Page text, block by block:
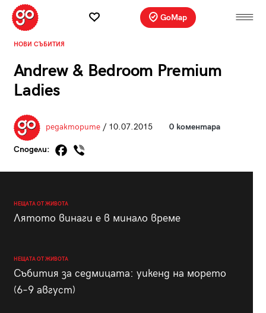
GoMap
НОВИ СЪБИТИЯ
Andrew & Bedroom Premium
Ladies
редакторите/ 10.07.2015 0 коментара
Сподели:
НЕЩАТА ОТ ЖИВОТА
Лятото винаги е в минало време
НЕЩАТА ОТ ЖИВОТА
Събития за седмицата: уикенд на морето
(6–9 август)